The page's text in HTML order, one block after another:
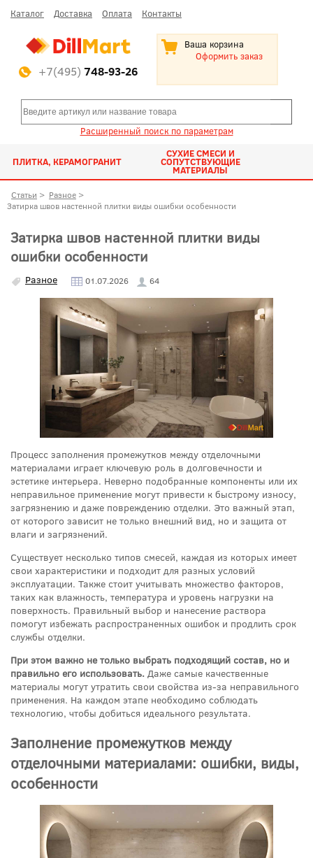
Каталог Доставка Оплата Контакты
+7(495) 748-93-26
Ваша корзина
Оформить заказ
Расширенный поиск по параметрам
ПЛИТКА, КЕРАМОГРАНИТ
СУХИЕ СМЕСИ И
СОПУТСТВУЮЩИЕ
МАТЕРИАЛЫ
Статьи > Разное >
Затирка швов настенной плитки виды ошибки особенности
Затирка швов настенной плитки виды
ошибки особенности
Разное 01.07.2026 64
Процесс заполнения промежутков между отделочными
материалами играет ключевую роль в долговечности и
эстетике интерьера. Неверно подобранные компоненты или их
неправильное применение могут привести к быстрому износу,
загрязнению и даже повреждению отделки. Это важный этап,
от которого зависит не только внешний вид, но и защита от
влаги и загрязнений.
Существует несколько типов смесей, каждая из которых имеет
свои характеристики и подходит для разных условий
эксплуатации. Также стоит учитывать множество факторов,
таких как влажность, температура и уровень нагрузки на
поверхность. Правильный выбор и нанесение раствора
помогут избежать распространенных ошибок и продлить срок
службы отделки.
При этом важно не только выбрать подходящий состав, но и
правильно его использовать. Даже самые качественные
материалы могут утратить свои свойства из-за неправильного
применения. На каждом этапе необходимо соблюдать
технологию, чтобы добиться идеального результата.
Заполнение промежутков между
отделочными материалами: ошибки, виды,
особенности